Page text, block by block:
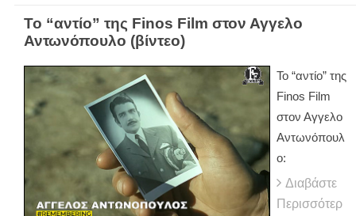
Το “αντίο” της Finos Film στον Αγγελο
Αντωνόπουλο (βίντεο)
Το “αντίο” της
Finos Film
στον Αγγελο
Αντωνόπουλ
ο:
Διαβάστε
Περισσότερ